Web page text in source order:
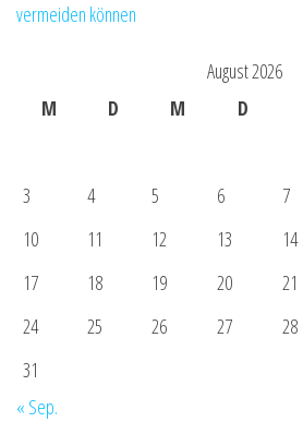
vermeiden können
August 2026
M
D M D
3
4 5 6 7
10
11 12 13 14
17
18 19 20 21
24
25 26 27 28
31
« Sep.